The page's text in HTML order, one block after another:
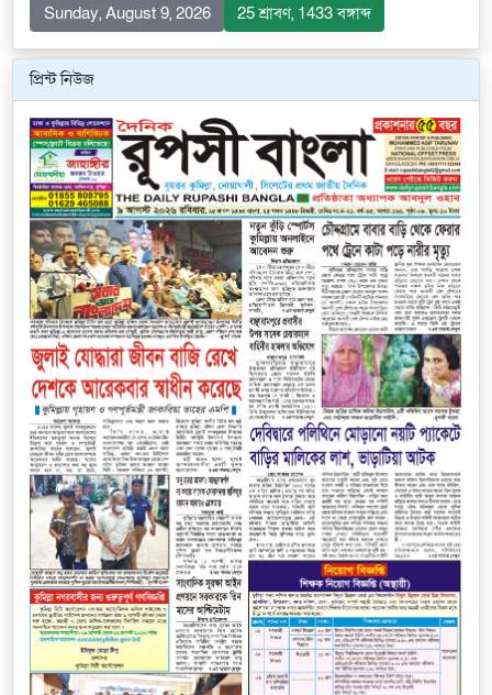
Sunday, August 9, 2026 25 শ্রাবণ, 1433 বঙ্গাব্দ
প্রিন্ট নিউজ